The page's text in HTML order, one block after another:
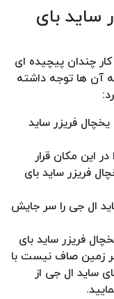
بای
چندان پیچیده ای
آن ها توجه داشته
فریزر ساید
این مکان قرار
فریزر ساید بای
ال جی را سر جایش
فریزر ساید بای
زمین صاف نیست با
ساید ال جی از